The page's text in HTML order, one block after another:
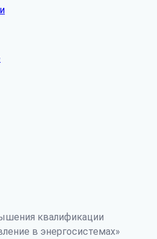
квалификации
в энергосистемах»